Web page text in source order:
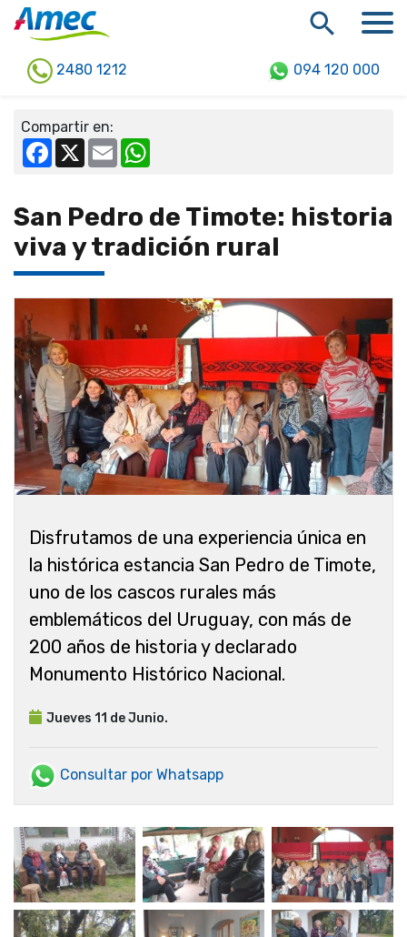
2480 1212 094 120 000
Compartir en:
Facebook
X Email
San Pedro de Timote: historia
viva y tradición rural
Disfrutamos de una experiencia única en
la histórica estancia San Pedro de Timote,
uno de los cascos rurales más
emblemáticos del Uruguay, con más de
200 años de historia y declarado
Monumento Histórico Nacional.
Jueves 11 de Junio.
Consultar por Whatsapp